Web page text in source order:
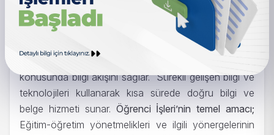
Mudanya Üniversitesi Öğrenci İşleri Direktörlüğü,
lisansüstü, lisans ve ön lisans öğrencilerinin kayıttan
konusunda bilgi akışını sağlar. Sürekli gelişen bilgi ve
teknolojileri kullanarak kısa sürede doğru bilgi ve
belge hizmeti sunar. Öğrenci İşleri’nin temel amacı;
Eğitim-öğretim yönetmelikleri ve ilgili yönergelerinin